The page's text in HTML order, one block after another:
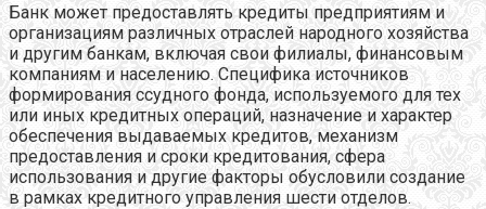
Банк может предоставлять кредиты предприятиям и
организациям различных отраслей народного хозяйства
и другим банкам, включая свои филиалы, финансовым
компаниям и населению. Специфика источников
формирования ссудного фонда, используемого для тех
или иных кредитных операций, назначение и характер
обеспечения выдаваемых кредитов, механизм
предоставления и сроки кредитования, сфера
использования и другие факторы обусловили создание
в рамках кредитного управления шести отделов.